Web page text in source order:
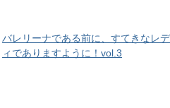
バレリーナである前に、すてきなレデ
ィでありますように！vol.3